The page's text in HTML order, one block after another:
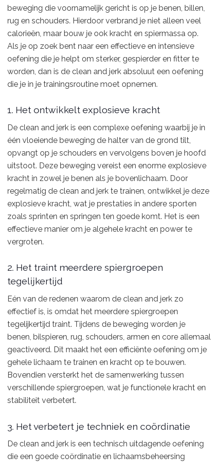
beweging die voornamelijk gericht is op je benen, billen,
rug en schouders. Hierdoor verbrand je niet alleen veel
calorieën, maar bouw je ook kracht en spiermassa op.
Als je op zoek bent naar een effectieve en intensieve
oefening die je helpt om sterker, gespierder en fitter te
worden, dan is de clean and jerk absoluut een oefening
die je in je trainingsroutine moet opnemen.
1. Het ontwikkelt explosieve kracht
De clean and jerk is een complexe oefening waarbij je in
één vloeiende beweging de halter van de grond tilt,
opvangt op je schouders en vervolgens boven je hoofd
uitstoot. Deze beweging vereist een enorme explosieve
kracht in zowel je benen als je bovenlichaam. Door
regelmatig de clean and jerk te trainen, ontwikkel je deze
explosieve kracht, wat je prestaties in andere sporten
zoals sprinten en springen ten goede komt. Het is een
effectieve manier om je algehele kracht en power te
vergroten.
2. Het traint meerdere spiergroepen
tegelijkertijd
Eén van de redenen waarom de clean and jerk zo
effectief is, is omdat het meerdere spiergroepen
tegelijkertijd traint. Tijdens de beweging worden je
benen, bilspieren, rug, schouders, armen en core allemaal
geactiveerd. Dit maakt het een efficiënte oefening om je
gehele lichaam te trainen en kracht op te bouwen.
Bovendien versterkt het de samenwerking tussen
verschillende spiergroepen, wat je functionele kracht en
stabiliteit verbetert.
3. Het verbetert je techniek en coördinatie
De clean and jerk is een technisch uitdagende oefening
die een goede coördinatie en lichaamsbeheersing